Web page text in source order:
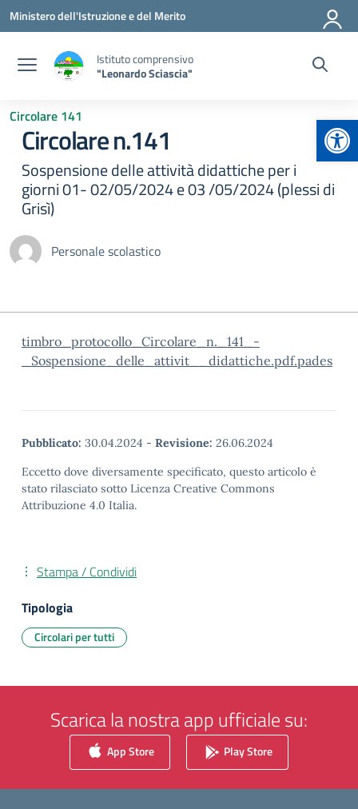
Vai ai contenuti
Vai al menu di navigazione
Vai al footer
Ministero dell'Istruzione e del Merito
Istituto comprensivo
"Leonardo Sciascia"
Circolare 141
Circolare n.141
Sospensione delle attività didattiche per i
giorni 01- 02/05/2024 e 03 /05/2024 (plessi di
Grisì)
Personale scolastico
timbro_protocollo_Circolare_n._141_-
_Sospensione_delle_attivit__didattiche.pdf.pades
Pubblicato: 30.04.2024 - Revisione: 26.06.2024
Eccetto dove diversamente specificato, questo articolo è
stato rilasciato sotto Licenza Creative Commons
Attribuzione 4.0 Italia.
Stampa / Condividi
Tipologia
Circolari per tutti
Scarica la nostra app ufficiale su:
App Store Play Store